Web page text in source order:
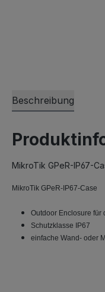
Beschreibung
MikroTik GPeR-IP67-
MikroTik GPeR-IP67-Case
Outdoor Enclosure für
Schutzklasse IP67
einfache Wand- oder